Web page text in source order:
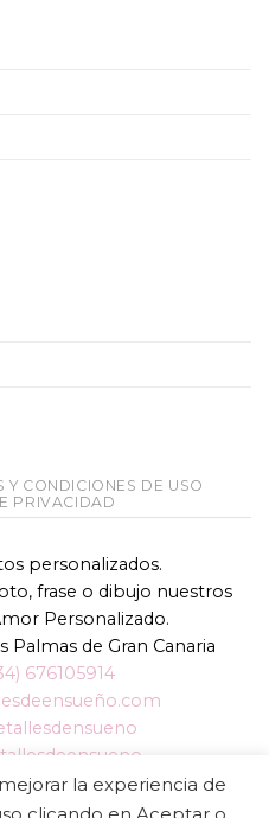
Y CONDICIONES DE USO
PRIVACIDAD
personalizados.
frase o dibujo nuestros
Personalizado.
Palmas de Gran Canaria
676105914
la experiencia de